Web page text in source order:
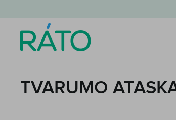
TVARUMO